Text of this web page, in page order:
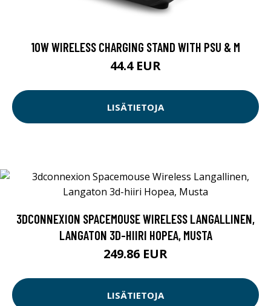
10W WIRELESS CHARGING STAND WITH PSU & M
44.4 EUR
LISÄTIETOJA
3DCONNEXION SPACEMOUSE WIRELESS LANGALLINEN,
LANGATON 3D-HIIRI HOPEA, MUSTA
249.86 EUR
LISÄTIETOJA